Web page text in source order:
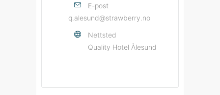
E-post
q.alesund@strawberry.no
Nettsted
Quality Hotel Ålesund